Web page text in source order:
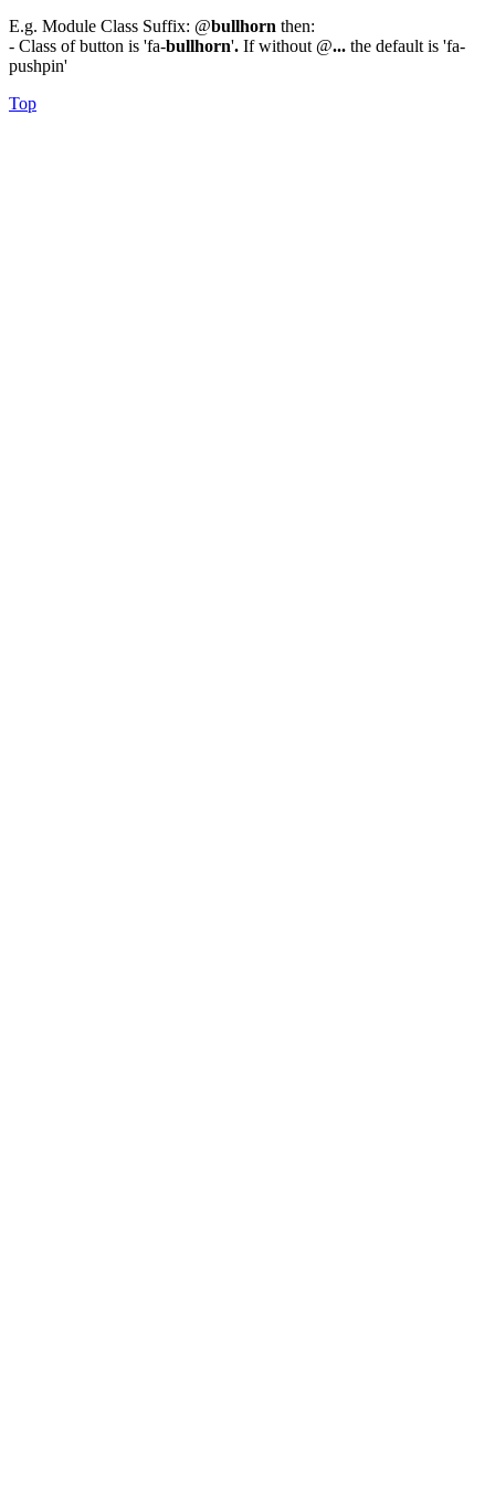
E.g. Module Class Suffix: @bullhorn then:
- Class of button is 'fa-bullhorn'. If without @... the default is 'fa-
pushpin'
Top